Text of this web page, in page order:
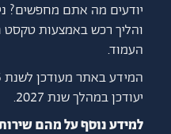
יודעים מה אתם מחפשים?
והליך רכש באמצעות
העמוד.
יעודכן במהלך שנת 2027.
למידע נוסף על מהם